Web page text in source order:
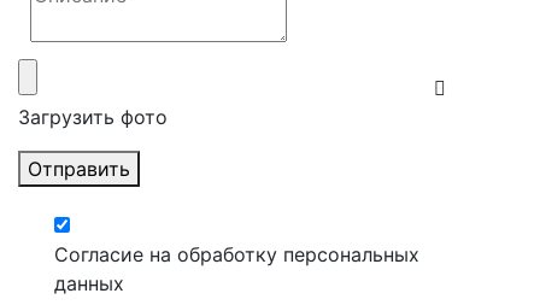
Загрузить фото
Отправить
Согласие на обработку персональных
данных